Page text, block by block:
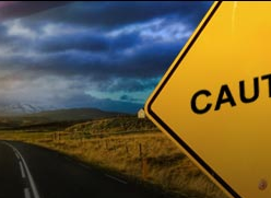
تجارتی پلیٹ فارم
آموز کے لیے
سرمایہ کاروں کے
لیے